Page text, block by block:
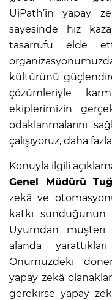
UiPath’in yapay
sayesinde hız
tasarrufu elde
kültürünü
çözümleriyle
ekiplerimizin
odaklanmalarını
çalışıyoruz, daha
Konuyla ilgili
Genel Müdürü
zekâ ve
katkı sunduğunun
Uyumdan
alanda
Önümüzdeki
yapay zekâ
gerekirse yapay